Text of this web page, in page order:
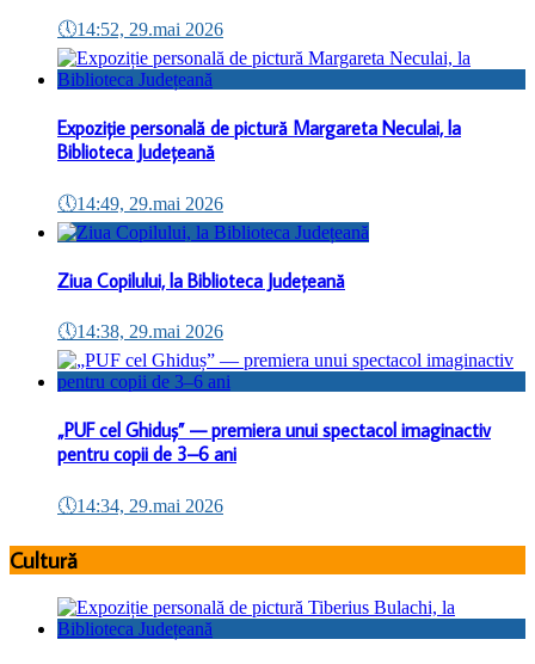
🕔14:52, 29.mai 2026
Expoziție personală de pictură Margareta Neculai, la
Biblioteca Județeană
🕔14:49, 29.mai 2026
Ziua Copilului, la Biblioteca Județeană
🕔14:38, 29.mai 2026
„PUF cel Ghiduș” — premiera unui spectacol imaginactiv
pentru copii de 3–6 ani
🕔14:34, 29.mai 2026
Cultură